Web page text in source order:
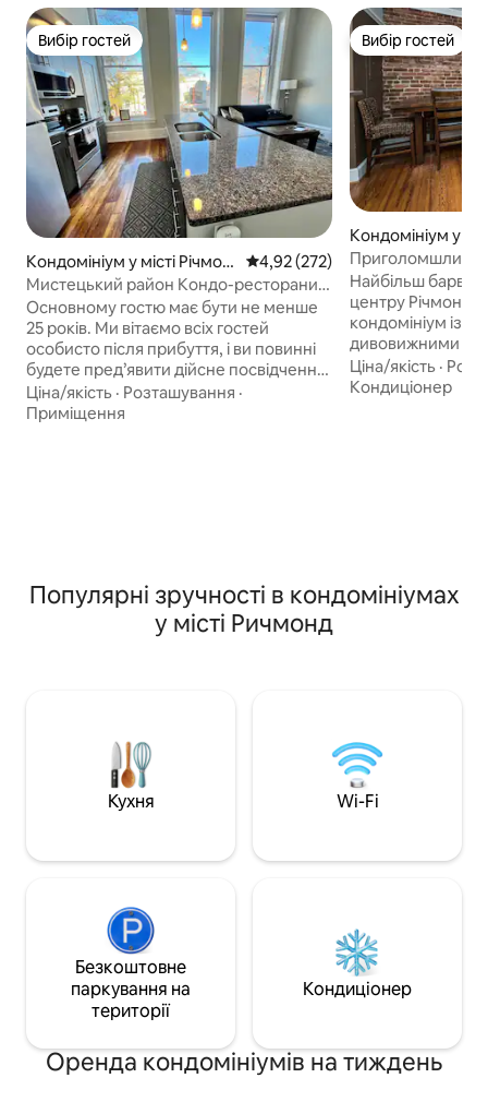
Вибір гостей
Вибір гостей
Кондомініум у місті Річмон
д
Середня оцінка: 4,92 з 5,
4,92 (272)
Мистецький район Кондо-ресторани
Galore! MCV VCU
Основному гостю має бути не менше
25 років. Ми вітаємо всіх гостей
особисто після прибуття, і ви повинні
будете пред’явити дійсне посвідчення
особи державного зразка, щоб
зробити копію для наших записів.
машину, пральну машину. Можливе
пізнє прибуття з 18:00 до 22:00 за
плату в розмірі 30 дол. США. Раннє
Ціна/якість · Розташування ·
Приміщення
Вибір гостей
Вибір гостей
Кондомініум у
Приголомшлива
2 спальнями в
Найбільш
центру
кондомініум із 2
дивовижними
великою
Наш перший гість
задньому дворі.
куточок для
Ціна/якість ·
Кондиціонер
Популярні зручності в кондомініумах
у місті Ричмонд
Кухня Wi-Fi
Безкоштовне
паркування на
території
Кондиціонер
Оренда кондомініумів на тиждень